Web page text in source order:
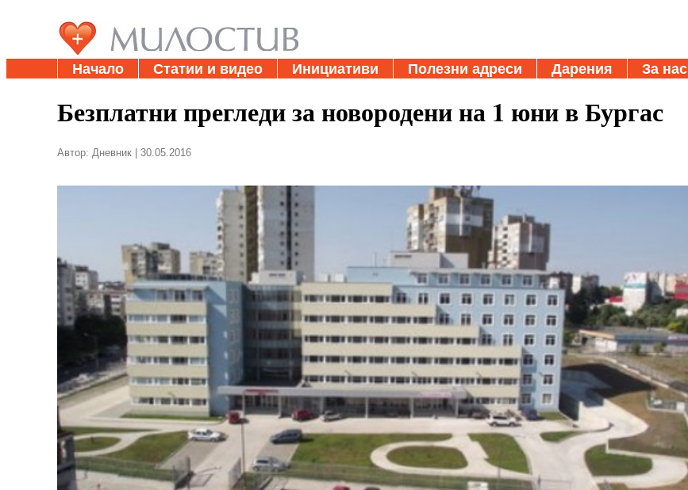
Начало Статии и видео Инициативи Полезни адреси Дарения За нас
Безплатни прегледи за новородени на 1 юни в Бургас
Автор: Дневник | 30.05.2016